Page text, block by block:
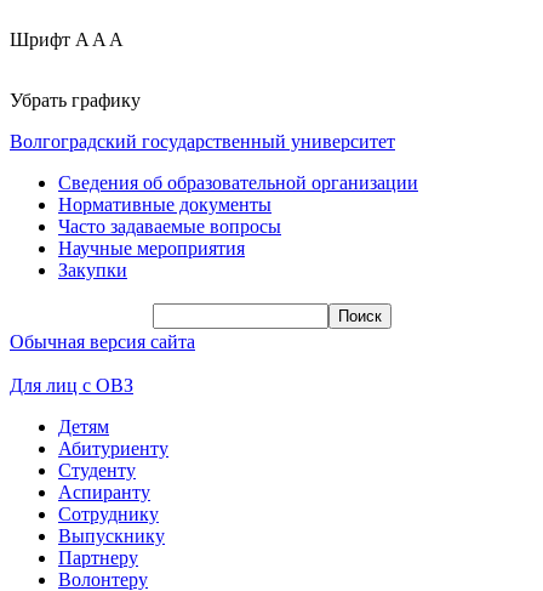
Шрифт A A A
Убрать графику
Волгоградский государственный университет
Сведения об образовательной организации
Нормативные документы
Часто задаваемые вопросы
Научные мероприятия
Закупки
Обычная версия сайта
Для лиц с ОВЗ
Детям
Абитуриенту
Студенту
Аспиранту
Сотруднику
Выпускнику
Партнеру
Волонтеру